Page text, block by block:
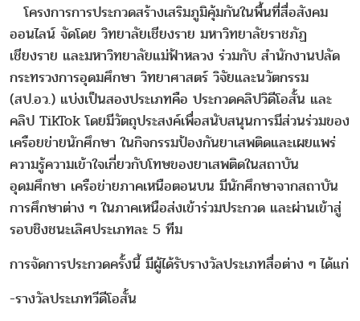
โครงการการประกวดสร้างเสริมภูมิคุ้มกันในพื้นที่สื่อสังคม
ออนไลน์ จัดโดย วิทยาลัยเชียงราย มหาวิทยาลัยราชภัฏ
เชียงราย และมหาวิทยาลัยแม่ฟ้าหลวง ร่วมกับ สำนักงานปลัด
กระทรวงการอุดมศึกษา วิทยาศาสตร์ วิจัยและนวัตกรรม
(สป.อว.) แบ่งเป็นสองประเภทคือ ประกวดคลิปวิดีโอสั้น และ
คลิป TikTok โดยมีวัตถุประสงค์เพื่อสนับสนุนการมีส่วนร่วมของ
เครือยข่ายนักศึกษา ในกิจกรรมป้องกันยาเสพติดและเผยแพร่
ความรู้ความเข้าใจเกี่ยวกับโทษของยาเสพติดในสถาบัน
อุดมศึกษา เครือข่ายภาคเหนือตอนบน มีนักศึกษาจากสถาบัน
การศึกษาต่าง ๆ ในภาคเหนือส่งเข้าร่วมประกวด และผ่านเข้าสู่
รอบชิงชนะเลิศประเภทละ 5 ทีม
การจัดการประกวดครั้งนี้ มีผู้ได้รับรางวัลประเภทสื่อต่าง ๆ ได้แก่
-รางวัลประเภทวีดีโอสั้น